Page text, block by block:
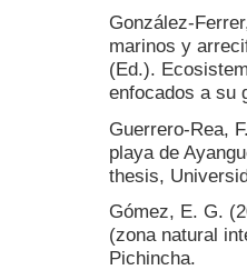
González-
marinos y
(Ed.).
enfocados a su
Guerrero-Rea,
playa de
thesis,
Gómez, E. G.
(zona natural
Pichincha.